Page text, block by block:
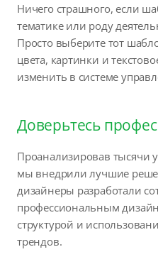
Ничего страшного, если
тематике или роду
Просто выберите тот
цвета, картинки и
изменить в системе
Доверьтесь
Проанализировав тысячи
мы внедрили лучшие
дизайнеры разработали
профессиональным
структурой и
трендов.